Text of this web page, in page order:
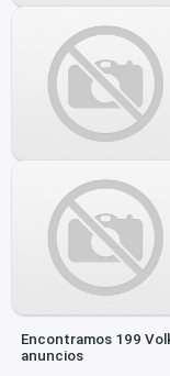
Encontramos 199
anuncios